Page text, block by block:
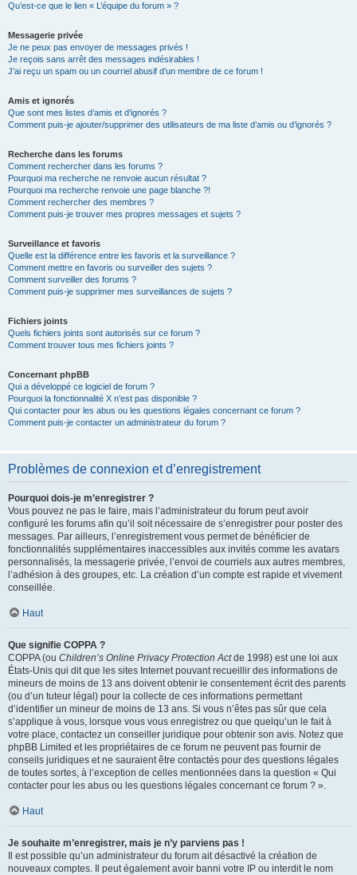
Qu’est-ce que le lien « L’équipe du forum » ?
Messagerie privée
Je ne peux pas envoyer de messages privés !
Je reçois sans arrêt des messages indésirables !
J’ai reçu un spam ou un courriel abusif d’un membre de ce forum !
Amis et ignorés
Que sont mes listes d’amis et d’ignorés ?
Comment puis-je ajouter/supprimer des utilisateurs de ma liste d’amis ou d’ignorés ?
Recherche dans les forums
Comment rechercher dans les forums ?
Pourquoi ma recherche ne renvoie aucun résultat ?
Pourquoi ma recherche renvoie une page blanche ?!
Comment rechercher des membres ?
Comment puis-je trouver mes propres messages et sujets ?
Surveillance et favoris
Quelle est la différence entre les favoris et la surveillance ?
Comment mettre en favoris ou surveiller des sujets ?
Comment surveiller des forums ?
Comment puis-je supprimer mes surveillances de sujets ?
Fichiers joints
Quels fichiers joints sont autorisés sur ce forum ?
Comment trouver tous mes fichiers joints ?
Concernant phpBB
Qui a développé ce logiciel de forum ?
Pourquoi la fonctionnalité X n’est pas disponible ?
Qui contacter pour les abus ou les questions légales concernant ce forum ?
Comment puis-je contacter un administrateur du forum ?
Problèmes de connexion et d’enregistrement
Pourquoi dois-je m’enregistrer ?
Vous pouvez ne pas le faire, mais l’administrateur du forum peut avoir
configuré les forums afin qu’il soit nécessaire de s’enregistrer pour poster des
messages. Par ailleurs, l’enregistrement vous permet de bénéficier de
fonctionnalités supplémentaires inaccessibles aux invités comme les avatars
personnalisés, la messagerie privée, l’envoi de courriels aux autres membres,
l’adhésion à des groupes, etc. La création d’un compte est rapide et vivement
conseillée.
Haut
Que signifie COPPA ?
COPPA (ou Children’s Online Privacy Protection Actde 1998) est une loi aux
États-Unis qui dit que les sites Internet pouvant recueillir des informations de
mineurs de moins de 13 ans doivent obtenir le consentement écrit des parents
(ou d’un tuteur légal) pour la collecte de ces informations permettant
d’identifier un mineur de moins de 13 ans. Si vous n’êtes pas sûr que cela
s’applique à vous, lorsque vous vous enregistrez ou que quelqu’un le fait à
votre place, contactez un conseiller juridique pour obtenir son avis. Notez que
phpBB Limited et les propriétaires de ce forum ne peuvent pas fournir de
conseils juridiques et ne sauraient être contactés pour des questions légales
de toutes sortes, à l’exception de celles mentionnées dans la question « Qui
contacter pour les abus ou les questions légales concernant ce forum ? ».
Haut
Je souhaite m’enregistrer, mais je n’y parviens pas !
Il est possible qu’un administrateur du forum ait désactivé la création de
nouveaux comptes. Il peut également avoir banni votre IP ou interdit le nom